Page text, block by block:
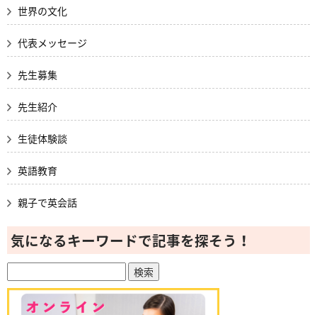
世界の文化
代表メッセージ
先生募集
先生紹介
生徒体験談
英語教育
親子で英会話
気になるキーワードで記事を探そう！